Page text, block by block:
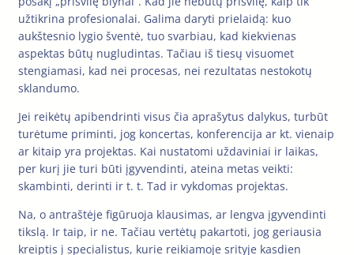
užtikrina profesionalai. Galima daryti prielaidą: kuo
aukštesnio lygio šventė, tuo svarbiau, kad kiekvienas
aspektas būtų nugludintas. Tačiau iš tiesų visuomet
stengiamasi, kad nei procesas, nei rezultatas nestokotų
sklandumo.
Jei reikėtų apibendrinti visus čia aprašytus dalykus, turbūt
turėtume priminti, jog koncertas, konferencija ar kt. vienaip
ar kitaip yra projektas. Kai nustatomi uždaviniai ir laikas,
per kurį jie turi būti įgyvendinti, ateina metas veikti:
skambinti, derinti ir t. t. Tad ir vykdomas projektas.
Na, o antraštėje figūruoja klausimas, ar lengva įgyvendinti
tikslą. Ir taip, ir ne. Tačiau vertėtų pakartoti, jog geriausia
kreiptis į specialistus, kurie reikiamoje srityje kasdien